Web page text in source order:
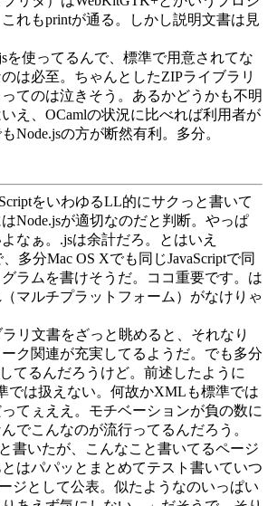
れもprintが通る。しかし説明文書は見
を使ってるんで、標準で用意されてな
は必至。ちゃんとしたZIPライブラリ
てのは泣きそう。あるかどうかも不明
え、OCamlの状況に比べれば利用者が
Node.jsの方が断然有利。多分。
をいわゆるLL的にサクっと書いて
Node.jsが適切なのだと判断。やっぱ
なぁ。.jsは余計だろ。とはいえ
多分Mac OS Xでも同じJavaScriptで同
ラムを書けそうだ。ココ重要です。は
マルチプラットフォーム）がなけりゃ
リ文書をざっと眺めると、それなり
ク関連が充実してるようだ。でも多分
てるんだろうけど。前述したように
では扱えない。何故かXMLも標準では
てぇええ。モチベーションが負の数に
でこんなのが流行ってるんだろう。
書いたが、こんなこと書いてるページ
はパパッとまとめてテスト書いていつ
ジとして公表。似たようなのいっぱい